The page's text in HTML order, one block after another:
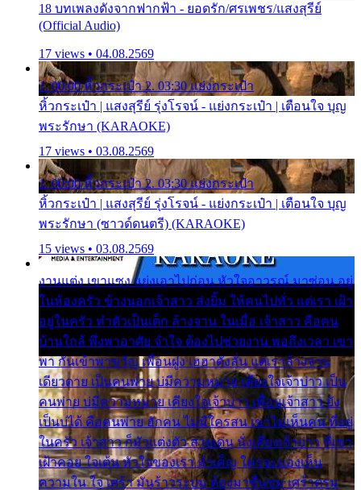
18 บทเพลงดังจากฟากฟ้า - ยอดรัก/ศรเพชร/แสงสุรีย์
(Official Audio)
17 views • 04.08.2569
1. 00:00 หิ้วกระเป๋า 2. 03:30 แย่งกระเป๋า
หิ้วกระเป๋า | แสงสุรีย์ รุ่งโรจน์ - แย่งกระเป๋า | เตือนใจ บุญ
พระรักษา (KARAOKE)
17 views • 03.08.2569
1. 00:00 หิ้วกระเป๋า 2. 03:30 แย่งกระเป๋า
หิ้วกระเป๋า | แสงสุรีย์ รุ่งโรจน์ - แย่งกระเป๋า | เตือนใจ บุญ
พระรักษา (ซาวด์ดนตรี) (KARAOKE)
15 views • 03.08.2569
งานแต่ง เขาแซง แย่งเอาไปก่อน หัวใจอาวรณ์ มาซ่อน อยู่
ในห้องครัว ข้างนอกเจ้าสาว ส่งยิ้ม ให้คนไปทั่ว แต่เรา เฝ้า
อยู่ในครัว ทำตัวเป็นเด็ก ล้างจาน ในเมื่อ เจ้าสาว คือคน
บ้านใกล้ พึ่งพาอาศัย จำใจ ต้องไปช่วยงาน พอถึงเวลา เขา
พา กันเข้าพาขวัญ เพื่อนฝูง เฮฮาดังลั่น แต่เราล้างจาน
เดียวดาย เป็นคนพ่าย บ่มีความหมาย เคียงใจเจ้าบ่าว เป็น
คนพ่าย บ่มีความหมาย เคียงใจเจ้าบ่าว เพื่อนเจ้าสาว ยัง
เป็นบ่ได้ คือคนพ่าย ฮักคน ไม่มีใครสน เขาไม่เห็นคน ที่อยู่
ในครัว เจ้าสาว ก็มัวแต่งตัว สวยเด่น นั่งเคียงเจ้าบ่าว ที่เขา
เฝ้าคอย ใจเต้น หัวใจของเรา ลำเค็ญ ใครจะมองเห็น
ความใน ใจ เศร้า มันร้าวระบม ต้องมาขื่นขม เศร้าตรม